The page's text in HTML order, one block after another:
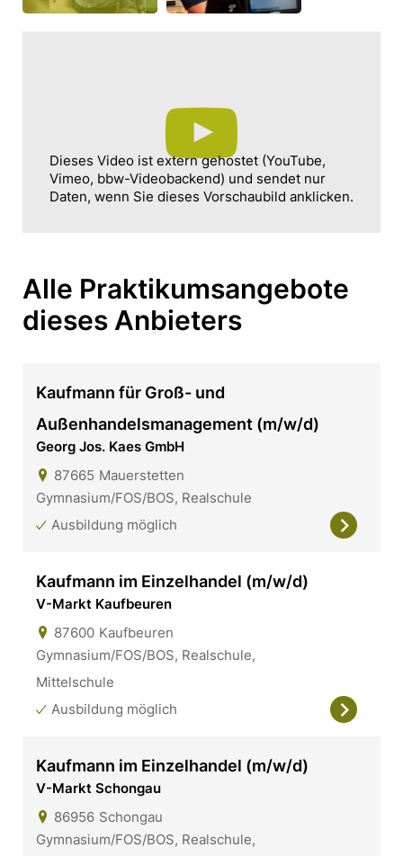
Dieses Video ist extern gehostet (YouTube,
Vimeo, bbw-Videobackend) und sendet nur
Daten, wenn Sie dieses Vorschaubild anklicken.
Alle Praktikumsangebote
dieses Anbieters
Kaufmann für Groß- und
Außenhandelsmanagement (m/w/d)
Georg Jos. Kaes GmbH
87665 Mauerstetten
Gymnasium/FOS/BOS, Realschule
Ausbildung möglich
Kaufmann im Einzelhandel (m/w/d)
V-Markt Kaufbeuren
87600 Kaufbeuren
Gymnasium/FOS/BOS, Realschule,
Mittelschule
Ausbildung möglich
Kaufmann im Einzelhandel (m/w/d)
V-Markt Schongau
86956 Schongau
Gymnasium/FOS/BOS, Realschule,